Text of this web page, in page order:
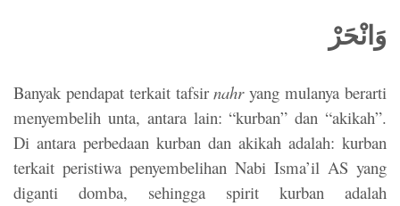
وَانْحَرْ
Banyak pendapat terkait tafsirnahryang mulanya berarti
menyembelih unta, antara lain: “kurban” dan “akikah”.
Di antara perbedaan kurban dan akikah adalah: kurban
terkait peristiwa penyembelihan Nabi Isma’il AS yang
diganti domba, sehingga spirit kurban adalah